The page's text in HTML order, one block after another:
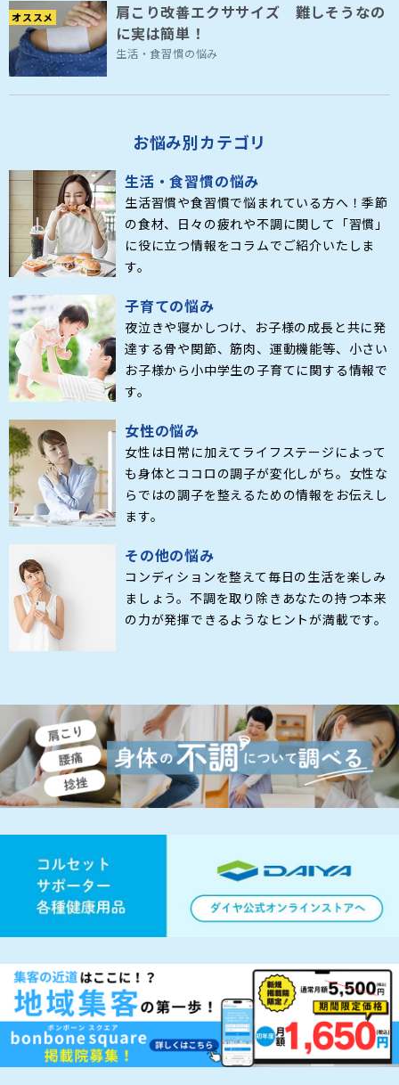
オススメ
肩こり改善エクササイズ 難しそうなの
に実は簡単！
生活・食習慣の悩み
お悩み別カテゴリ
生活・食習慣の悩み
生活習慣や食習慣で悩まれている方へ！季節
の食材、日々の疲れや不調に関して「習慣」
に役に立つ情報をコラムでご紹介いたしま
す。
子育ての悩み
夜泣きや寝かしつけ、お子様の成長と共に発
達する骨や関節、筋肉、運動機能等、小さい
お子様から小中学生の子育てに関する情報で
す。
女性の悩み
女性は日常に加えてライフステージによって
も身体とココロの調子が変化しがち。女性な
らではの調子を整えるための情報をお伝えし
ます。
その他の悩み
コンディションを整えて毎日の生活を楽しみ
ましょう。不調を取り除きあなたの持つ本来
の力が発揮できるようなヒントが満載です。